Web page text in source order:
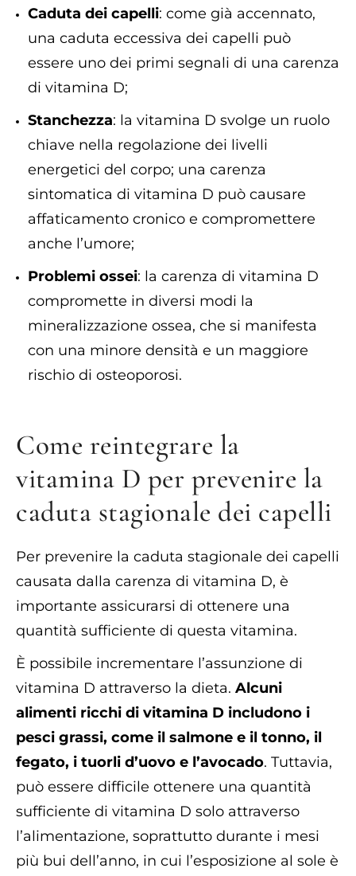
Caduta dei capelli: come già accennato,
una caduta eccessiva dei capelli può
essere uno dei primi segnali di una carenza
di vitamina D;
Stanchezza: la vitamina D svolge un ruolo
chiave nella regolazione dei livelli
energetici del corpo; una carenza
sintomatica di vitamina D può causare
affaticamento cronico e compromettere
anche l’umore;
Problemi ossei: la carenza di vitamina D
compromette in diversi modi la
mineralizzazione ossea, che si manifesta
con una minore densità e un maggiore
rischio di osteoporosi.
Come reintegrare la
vitamina D per prevenire la
caduta stagionale dei capelli
Per prevenire la caduta stagionale dei capelli
causata dalla carenza di vitamina D, è
importante assicurarsi di ottenere una
quantità sufficiente di questa vitamina.
È possibile incrementare l’assunzione di
vitamina D attraverso la dieta. Alcuni
alimenti ricchi di vitamina D includono i
pesci grassi, come il salmone e il tonno, il
fegato, i tuorli d’uovo e l’avocado. Tuttavia,
può essere difficile ottenere una quantità
sufficiente di vitamina D solo attraverso
l’alimentazione, soprattutto durante i mesi
più bui dell’anno, in cui l’esposizione al sole è